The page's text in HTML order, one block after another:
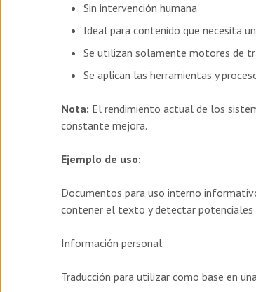
Sin intervención humana
Ideal para contenido que necesita
Se utilizan solamente motores de
Se aplican las herramientas y
Nota: El rendimiento actual de los
constante mejora.
Ejemplo de uso:
Documentos para uso interno
contener el texto y detectar potenciales
Información personal.
Traducción para utilizar como base en